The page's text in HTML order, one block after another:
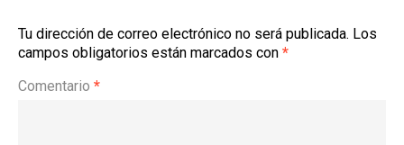
Tu dirección de correo electrónico no será publicada. Los
campos obligatorios están marcados con *
Comentario *